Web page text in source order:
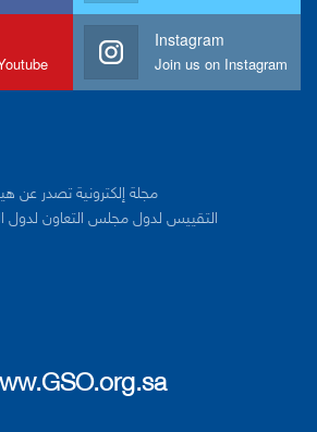
Instagram
Join us on Instagram
مجلة إلكترونية تصدر عن
التقييس لدول مجلس التعاون لدول